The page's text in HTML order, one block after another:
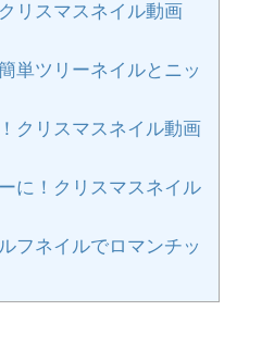
リスマスネイル動画
単ツリーネイルとニッ
クリスマスネイル動画
に！クリスマスネイル
フネイルでロマンチッ